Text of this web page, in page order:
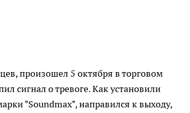
произошел 5 октября в торговом
сигнал о тревоге. Как установили
"Soundmax", направился к выходу,